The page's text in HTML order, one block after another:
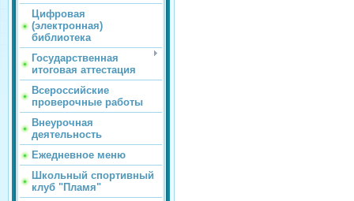
Цифровая
(электронная)
библиотека
Государственная
итоговая аттестация
Всероссийские
проверочные работы
Внеурочная
деятельность
Ежедневное меню
Школьный спортивный
клуб "Пламя"